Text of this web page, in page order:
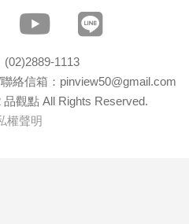
(02)2889-1113
絡信箱：pinview50@gmail.com
觀點 All Rights Reserved.
權聲明